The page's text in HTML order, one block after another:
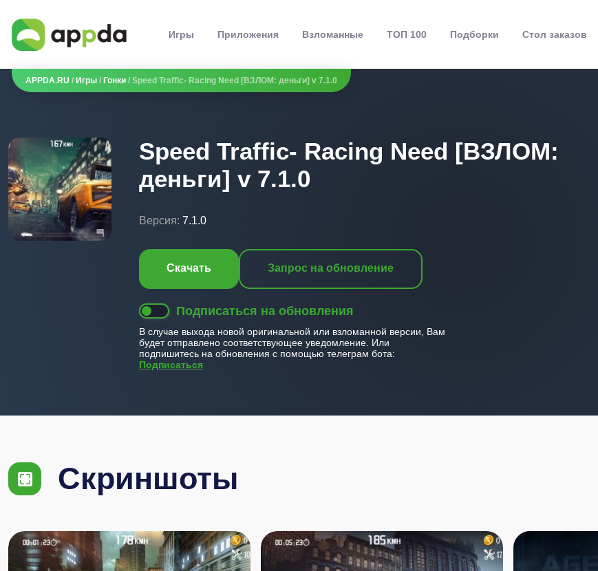
Игры Приложения Взломанные ТОП 100 Подборки Стол заказов
APPDA.RU / Игры / Гонки / Speed Traffic- Racing Need [ВЗЛОМ: деньги] v 7.1.0
Speed Traffic- Racing Need [ВЗЛОМ:
деньги] v 7.1.0
Версия: 7.1.0
Скачать Запрос на обновление
Подписаться на обновления
В случае выхода новой оригинальной или взломанной версии, Вам
будет отправлено соответствующее уведомление. Или
подпишитесь на обновления с помощью телеграм бота:
Подписаться
Скриншоты